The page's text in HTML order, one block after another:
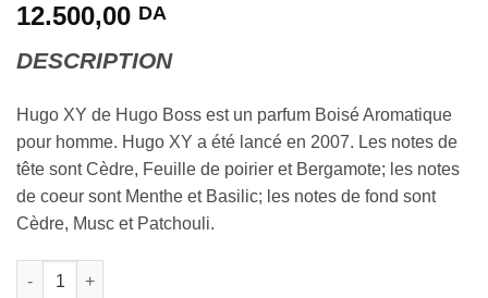
12.500,00 DA
DESCRIPTION
Hugo XY de Hugo Boss est un parfum Boisé Aromatique
pour homme. Hugo XY a été lancé en 2007. Les notes de
tête sont Cèdre, Feuille de poirier et Bergamote; les notes
de coeur sont Menthe et Basilic; les notes de fond sont
Cèdre, Musc et Patchouli.
quantité de Hugo xy man 60ml edt